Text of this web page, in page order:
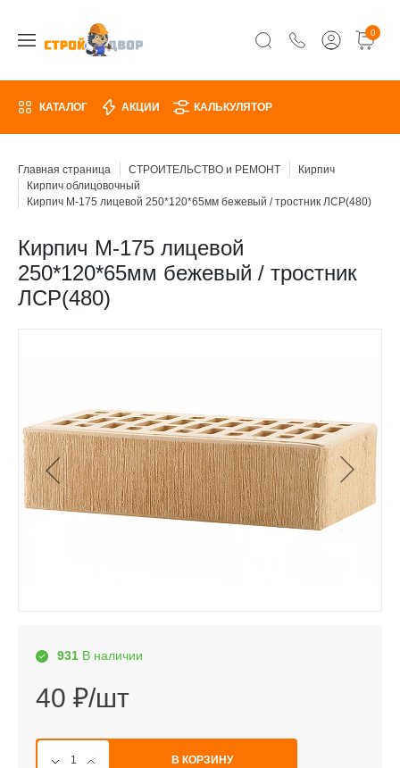
0
КАТАЛОГ АКЦИИ КАЛЬКУЛЯТОР
Главная страница СТРОИТЕЛЬСТВО и РЕМОНТ
Кирпич
Кирпич облицовочный
Кирпич М-175 лицевой 250*120*65мм бежевый / тростник ЛСР(480)
Кирпич М-175 лицевой
250*120*65мм бежевый / тростник
ЛСР(480)
931 В наличии
40 ₽/шт
В КОРЗИНУ